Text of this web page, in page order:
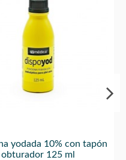
yodada 10% con tapón
obturador 125 ml